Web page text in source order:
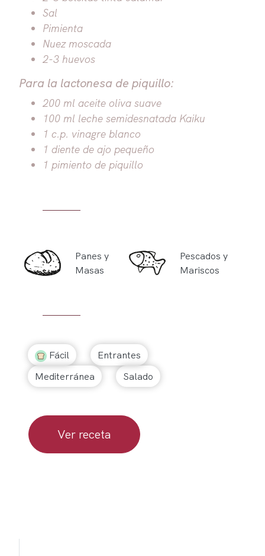
Sal
Pimienta
Nuez moscada
2-3 huevos
Para la lactonesa de piquillo:
200 ml aceite oliva suave
100 ml leche semidesnatada Kaiku
1 c.p. vinagre blanco
1 diente de ajo pequeño
1 pimiento de piquillo
Panes y
Masas
Pescados y
Mariscos
Fácil
Entrantes
Mediterránea
Salado
Ver receta